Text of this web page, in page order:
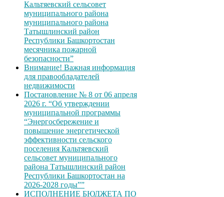
Кальтяевский сельсовет
муниципального района
муниципального района
Татышлинский район
Республики Башкортостан
месячника пожарной
безопасности”
Внимание! Важная информация
для правообладателей
недвижимости
Постановление № 8 от 06 апреля
2026 г. “Об утверждении
муниципальной программы
“Энергосбережение и
повышение энергетической
эффективности сельского
поселения Кальтяевский
сельсовет муниципального
района Татышлинский район
Республики Башкортостан на
2026-2028 годы””
ИСПОЛНЕНИЕ БЮДЖЕТА ПО